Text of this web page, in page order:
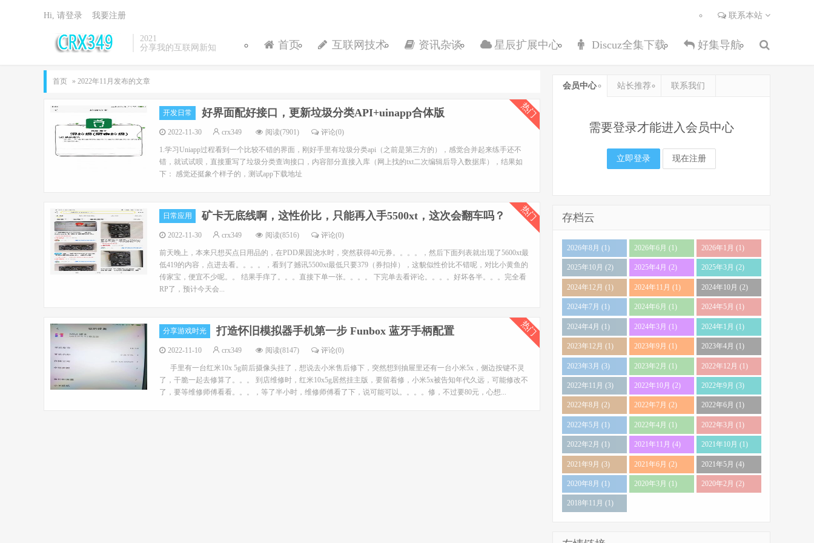
2021
分享我的互联网新知
首页 互联网技术 资讯杂谈 星辰扩展中心 Discuz全集下载 好集导航
联系本站
Hi, 请登录 我要注册
首页 » 2022年11月发布的文章
开发日常 好界面配好接口，更新垃圾分类API+uinapp合体版
2022-11-30 crx349 阅读(7901) 评论(0)
1.学习Uniapp过程看到一个比较不错的界面，刚好手里有垃圾分类api（之前是第三方的），感觉合并起来练手还不
错，就试试呗，直接重写了垃圾分类查询接口，内容部分直接入库（网上找的txt二次编辑后导入数据库），结果如
下： 感觉还挺象个样子的，测试app下载地址
热门
日常应用 矿卡无底线啊，这性价比，只能再入手5500xt，这次会翻车吗？
2022-11-30 crx349 阅读(8516) 评论(0)
前天晚上，本来只想买点日用品的，在PDD果园浇水时，突然获得40元券。。。。，然后下面列表就出现了5600xt最
低419的内容，点进去看。。。。，看到了撼讯5500xt最低只要379（券扣掉），这貌似性价比不错呢，对比小黄鱼的
传家宝，便宜不少呢。。 结果手痒了。。。直接下单一张。。。。 下完单去看评论。。。。好坏各半。。。完全看
RP了，预计今天会...
热门
分享游戏时光 打造怀旧模拟器手机第一步 Funbox 蓝牙手柄配置
2022-11-10 crx349 阅读(8147) 评论(0)
手里有一台红米10x 5g前后摄像头挂了，想说去小米售后修下，突然想到抽屉里还有一台小米5x，侧边按键不灵
了，干脆一起去修算了。。。 到店维修时，红米10x5g居然挂主版，要留着修，小米5x被告知年代久远，可能修改不
了，要等维修师傅看看。。。，等了半小时，维修师傅看了下，说可能可以。。。。修，不过要80元，心想...
热门
会员中心 站长推荐 联系我们
需要登录才能进入会员中心
立即登录 现在注册
存档云
2026年8月 (1) 2026年6月 (1) 2026年1月 (1)
2025年10月 (2) 2025年4月 (2) 2025年3月 (2)
2024年12月 (1) 2024年11月 (1) 2024年10月 (2)
2024年7月 (1) 2024年6月 (1) 2024年5月 (1)
2024年4月 (1) 2024年3月 (1) 2024年1月 (1)
2023年12月 (1) 2023年9月 (1) 2023年4月 (1)
2023年3月 (3) 2023年2月 (1) 2022年12月 (1)
2022年11月 (3) 2022年10月 (2) 2022年9月 (3)
2022年8月 (2) 2022年7月 (2) 2022年6月 (1)
2022年5月 (1) 2022年4月 (1) 2022年3月 (1)
2022年2月 (1) 2021年11月 (4) 2021年10月 (1)
2021年9月 (3) 2021年6月 (2) 2021年5月 (4)
2020年8月 (1) 2020年3月 (1) 2020年2月 (2)
2018年11月 (1)